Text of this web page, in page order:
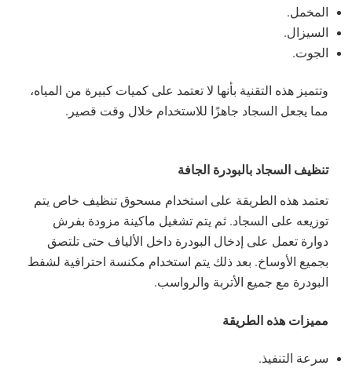
المخمل.
السيزال.
الجوت.
وتتميز هذه التقنية بأنها لا تعتمد على كميات كبيرة من المياه،
مما يجعل السجاد جاهزًا للاستخدام خلال وقت قصير.
تنظيف السجاد بالبودرة الجافة
تعتمد هذه الطريقة على استخدام مسحوق تنظيف خاص يتم
توزيعه على السجاد. ثم يتم تشغيل ماكينة مزودة بفرش
دوارة تعمل على إدخال البودرة داخل الألياف حتى تلتصق
بجميع الأوساخ. بعد ذلك يتم استخدام مكنسة احترافية لشفط
البودرة مع جميع الأتربة والرواسب.
مميزات هذه الطريقة
سرعة التنفيذ.